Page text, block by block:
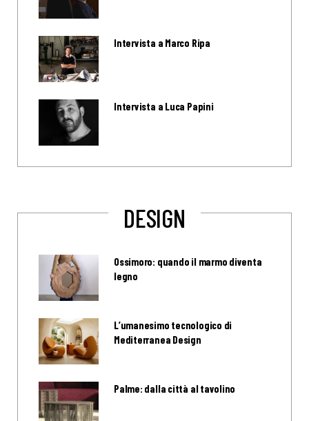
Intervista a Marco Ripa
Intervista a Luca Papini
DESIGN
Ossimoro: quando il marmo diventa
legno
L’umanesimo tecnologico di
Mediterranea Design
Palme: dalla città al tavolino